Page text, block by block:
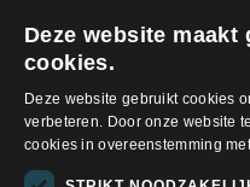
Deze website maakt
cookies.
Deze website gebruikt cookies
verbeteren. Door onze website
cookies in overeenstemming